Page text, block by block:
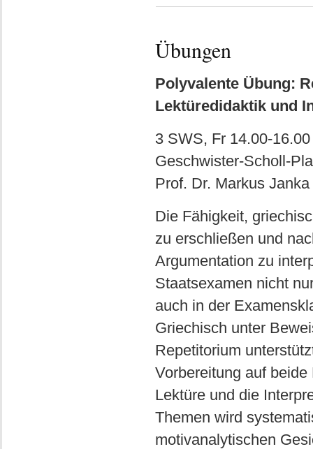
Übungen
Polyvalente Übung:
Lektüredidaktik und
3 SWS, Fr 14.00-
Geschwister-Scholl-
Prof. Dr. Markus Janka
Die Fähigkeit,
zu erschließen und
Argumentation zu
Staatsexamen nicht
auch in der
Griechisch unter
Repetitorium
Vorbereitung auf
Lektüre und die
Themen wird
motivanalytischen